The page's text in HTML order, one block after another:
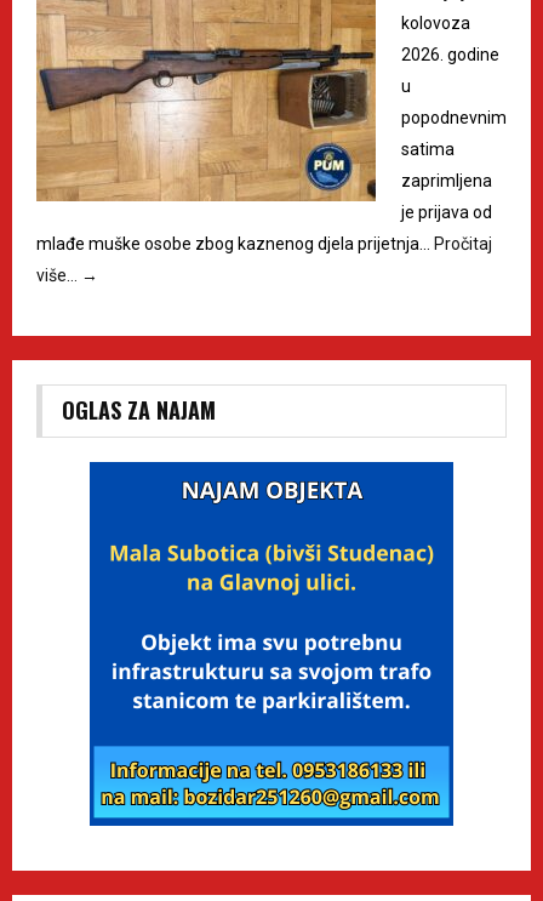
kolovoza
2026. godine
u
popodnevnim
satima
zaprimljena
je prijava od
mlađe muške osobe zbog kaznenog djela prijetnja… Pročitaj
više…
→
OGLAS ZA NAJAM